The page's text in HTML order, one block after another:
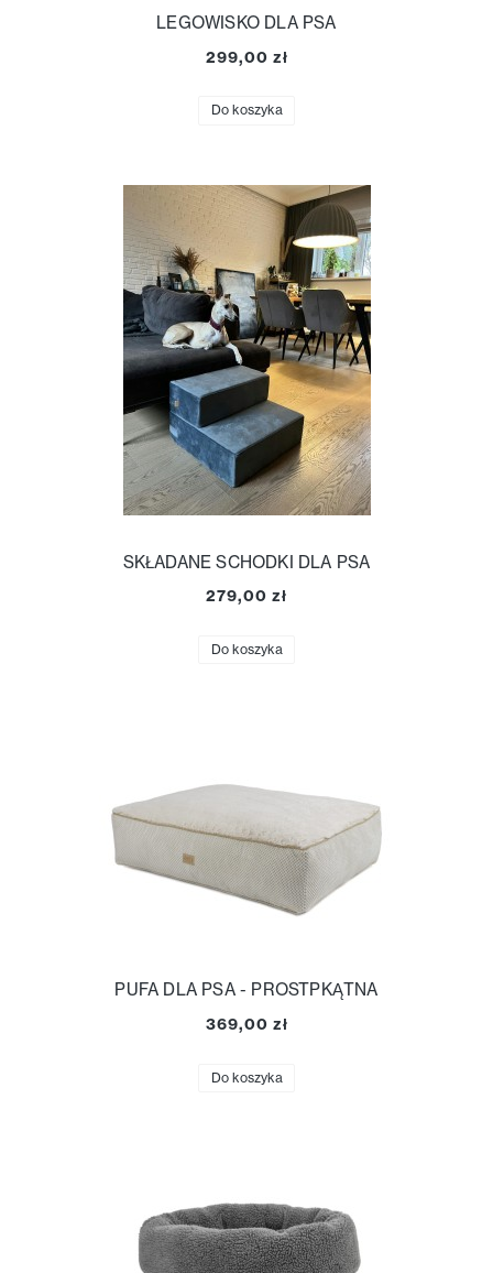
LEGOWISKO DLA PSA
299,00 zł
Do koszyka
SKŁADANE SCHODKI DLA PSA
279,00 zł
Do koszyka
PUFA DLA PSA - PROSTPKĄTNA
369,00 zł
Do koszyka